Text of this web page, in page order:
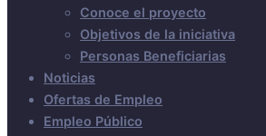
Conoce el proyecto
Objetivos de la iniciativa
Personas Beneficiarias
Noticias
Ofertas de Empleo
Empleo Público